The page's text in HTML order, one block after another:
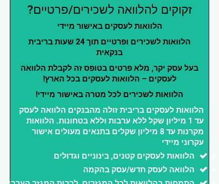
זקוקים להלוואה לשכירים/פרטיים?
הלוואות לעסקים באישור מיידי
הלוואות לשכירים ופרטיים תוך 24 שעות בריבית
בנקאית
בעל עסק יקר, מלא פרטים בטופס זה לקבלת הלוואה
לעסקים – הלוואות לעסקים בכל הארץ!
הלוואות לשכירים לכל מטרה באישור מיידי!
הלוואות לעסקים בריבית זולה מהבנקים הלוואה לעסק
עד 1 מיליון שקל ללא ערבות וללא בטחונות. הלוואות
מקרנות עד 8 מיליון שקלים בתנאים מעולים אישור
עקרוני מיידי
הלוואות לעסקים קטנים, בינוניים וגדולים
הלוואה לעסק חדש/עסק בהקמה